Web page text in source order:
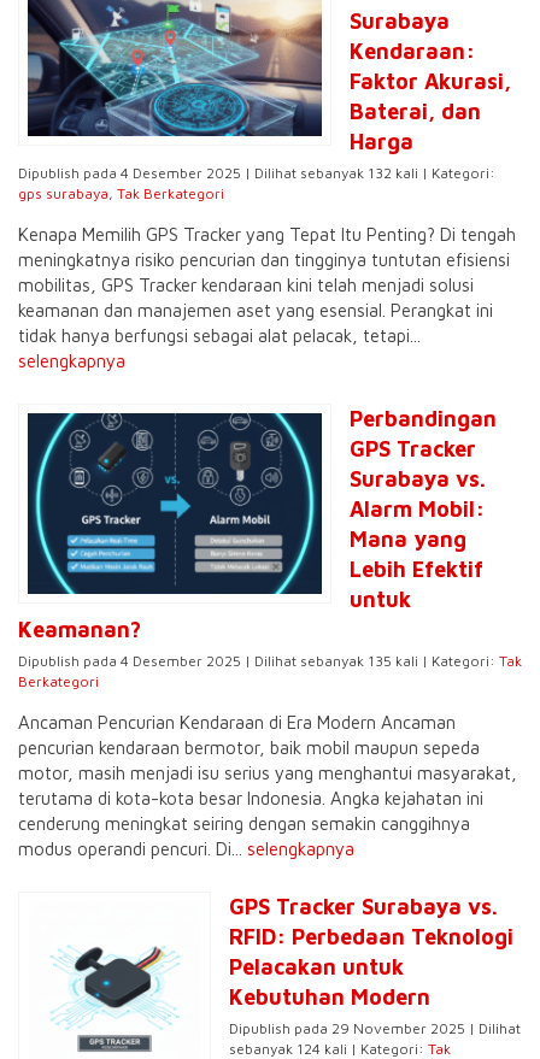
Surabaya
Kendaraan:
Faktor Akurasi,
Baterai, dan
Harga
Dipublish pada 4 Desember 2025 | Dilihat sebanyak 132 kali | Kategori:
gps surabaya, Tak Berkategori
Kenapa Memilih GPS Tracker yang Tepat Itu Penting? Di tengah
meningkatnya risiko pencurian dan tingginya tuntutan efisiensi
mobilitas, GPS Tracker kendaraan kini telah menjadi solusi
keamanan dan manajemen aset yang esensial. Perangkat ini
tidak hanya berfungsi sebagai alat pelacak, tetapi...
selengkapnya
Perbandingan
GPS Tracker
Surabaya vs.
Alarm Mobil:
Mana yang
Lebih Efektif
untuk
Keamanan?
Dipublish pada 4 Desember 2025 | Dilihat sebanyak 135 kali | Kategori: Tak
Berkategori
Ancaman Pencurian Kendaraan di Era Modern Ancaman
pencurian kendaraan bermotor, baik mobil maupun sepeda
motor, masih menjadi isu serius yang menghantui masyarakat,
terutama di kota-kota besar Indonesia. Angka kejahatan ini
cenderung meningkat seiring dengan semakin canggihnya
modus operandi pencuri. Di... selengkapnya
GPS Tracker Surabaya vs.
RFID: Perbedaan Teknologi
Pelacakan untuk
Kebutuhan Modern
Dipublish pada 29 November 2025 | Dilihat
sebanyak 124 kali | Kategori: Tak